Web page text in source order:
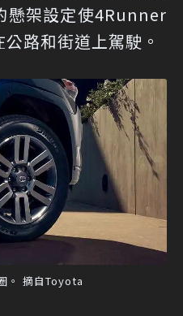
懸架設定使4Runner
路和街道上駕駛。
。 摘自Toyota